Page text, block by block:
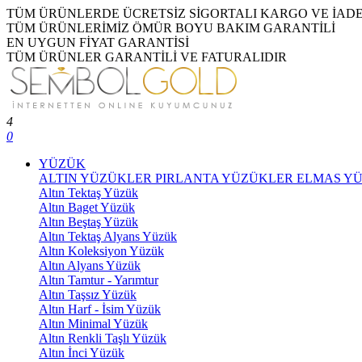
TÜM ÜRÜNLERDE ÜCRETSİZ SİGORTALI KARGO VE İADE
TÜM ÜRÜNLERİMİZ ÖMÜR BOYU BAKIM GARANTİLİ
EN UYGUN FİYAT GARANTİSİ
TÜM ÜRÜNLER GARANTİLİ VE FATURALIDIR
4
0
YÜZÜK
ALTIN YÜZÜKLER PIRLANTA YÜZÜKLER ELMAS
Altın Tektaş Yüzük
Altın Baget Yüzük
Altın Beştaş Yüzük
Altın Tektaş Alyans Yüzük
Altın Koleksiyon Yüzük
Altın Alyans Yüzük
Altın Tamtur - Yarımtur
Altın Taşsız Yüzük
Altın Harf - İsim Yüzük
Altın Minimal Yüzük
Altın Renkli Taşlı Yüzük
Altın İnci Yüzük